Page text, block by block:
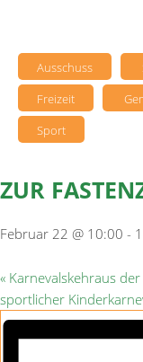
Ausschuss
Freizeit
Sport
ZUR
Februar 22 @ 10:00 -
« Karnevalskehraus der
sportlicher